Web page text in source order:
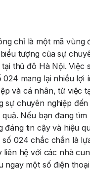
chỉ là một mã vùng
tượng của sự
thủ đô Hà Nội. Việc
024 mang lại nhiều lợi
và cá nhân, từ việc
sự chuyên nghiệp
Nếu bạn đang tìm
đáng tin cậy và hiệu
024 chắc chắn là
liên hệ với các nhà
ngay một số điện